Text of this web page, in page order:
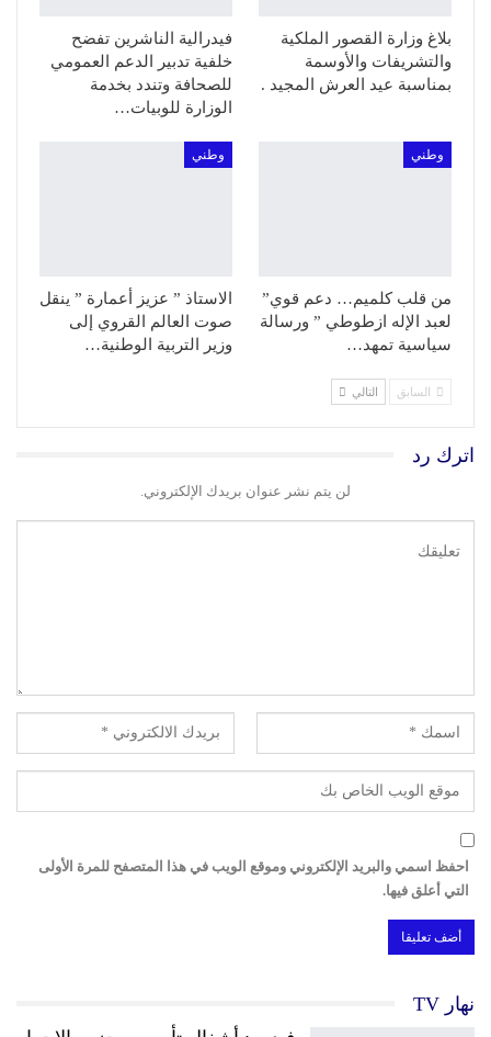
بلاغ وزارة القصور الملكية
والتشريفات والأوسمة
بمناسبة عيد العرش المجيد .
فيدرالية الناشرين تفضح
خلفية تدبير الدعم العمومي
للصحافة وتندد بخدمة
الوزارة للوبيات…
وطني
من قلب كلميم… دعم قوي”
لعبد الإله ازطوطي ” ورسالة
سياسية تمهد…
وطني
الاستاذ ” عزيز أعمارة ” ينقل
صوت العالم القروي إلى
وزير التربية الوطنية…
السابق التالي
اترك رد
لن يتم نشر عنوان بريدك الإلكتروني.
احفظ اسمي والبريد الإلكتروني وموقع الويب في هذا المتصفح للمرة الأولى
التي أعلق فيها.
نهار TV